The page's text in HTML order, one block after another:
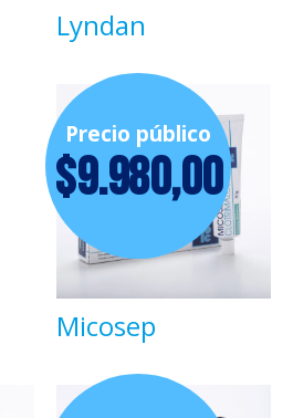
Lyndan
Precio público
$9.980,00
Micosep